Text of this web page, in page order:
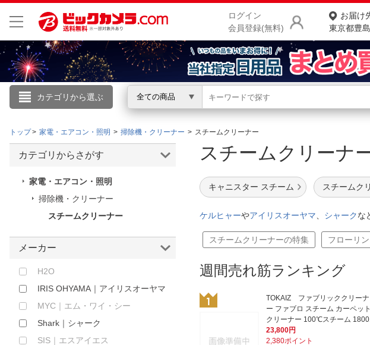
ログイン
会員登録(無料)
お届け
東京都豊
カテゴリから選ぶ 全ての商品
こんにちは
ログイン
会員メニュー
お知らせ
カテゴリ一覧か
お客様サポ
ご利用ガイド
よくある質問
ご利用規約
トップ 家電・エアコン・照明 掃除機・クリーナー スチームクリーナー
スチームクリーナ
キャニスター スチーム スチームク
ケルヒャーやアイリスオーヤマ シャークな
スチームクリーナーの特集 フローリ
週間売れ筋ランキング
TOKAIZ ファブリッククリーナ
ー ファブロ スチーム カーペット
クリーナー 100℃スチーム
23,800円
2,380ポイント
カテゴリからさがす
家電・エアコン・照明
掃除機・クリーナー
スチームクリーナー
メーカー
H2O
IRIS OHYAMA｜アイリスオーヤマ
MYC｜エム・ワイ・シー
Shark｜シャーク
SIS｜エスアイエス